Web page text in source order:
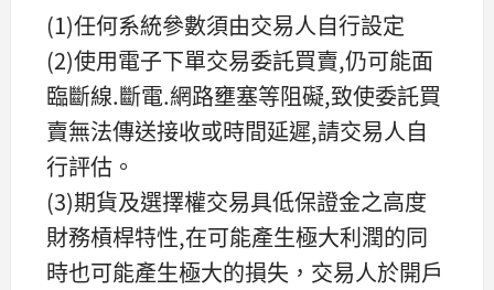
(1)任何系統參數須由交易人自行設定
(2)使用電子下單交易委託買賣,仍可能面
臨斷線.斷電.網路壅塞等阻礙,致使委託買
賣無法傳送接收或時間延遲,請交易人自
行評估。
(3)期貨及選擇權交易具低保證金之高度
財務槓桿特性,在可能產生極大利潤的同
時也可能產生極大的損失，交易人於開戶